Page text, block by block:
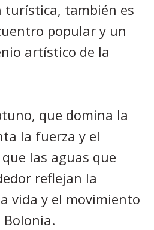
turística, también es
popular y un
artístico de la
que domina la
la fuerza y el
las aguas que
reflejan la
vida y el movimiento